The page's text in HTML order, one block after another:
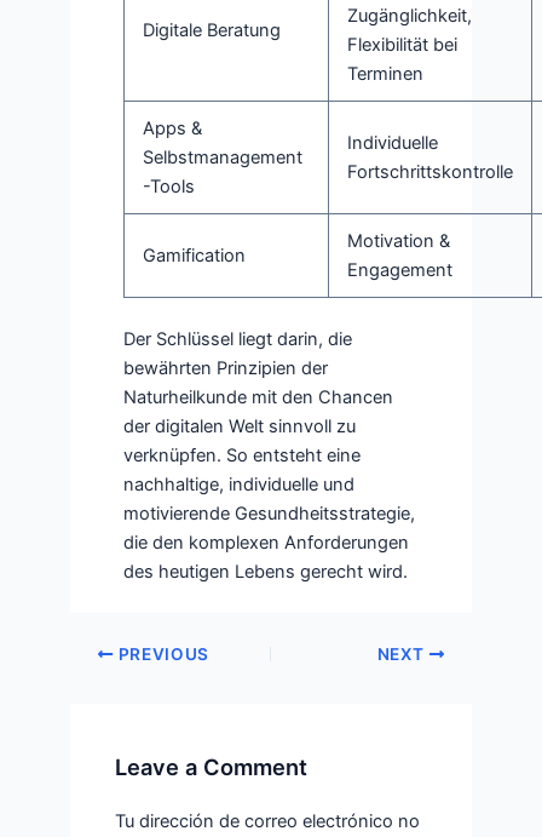
Digitale Beratung
Zugänglichkeit,
Flexibilität bei
Terminen
Apps &
Selbstmanagement
-Tools
Individuelle
Fortschrittskontrolle
Gamification
Motivation &
Engagement
Der Schlüssel liegt darin, die
bewährten Prinzipien der
Naturheilkunde mit den Chancen
der digitalen Welt sinnvoll zu
verknüpfen. So entsteht eine
nachhaltige, individuelle und
motivierende Gesundheitsstrategie,
die den komplexen Anforderungen
des heutigen Lebens gerecht wird.
PREVIOUS NEXT
Leave a Comment
Tu dirección de correo electrónico no